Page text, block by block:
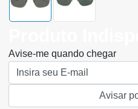
Avise-me quando chegar